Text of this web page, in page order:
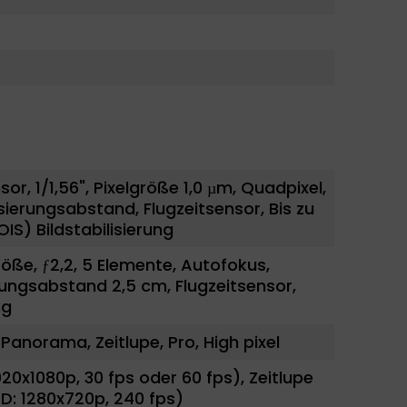
1/1,56", Pixelgröße 1,0 µm, Quadpixel,
Flugzeitsensor, Bis zu
Bildstabilisierung
ƒ2,2, 5 Elemente, Autofokus,
2,5 cm, Flugzeitsensor,
Zeitlupe, Pro, High pixel
30 fps oder 60 fps), Zeitlupe
1280x720p, 240 fps)